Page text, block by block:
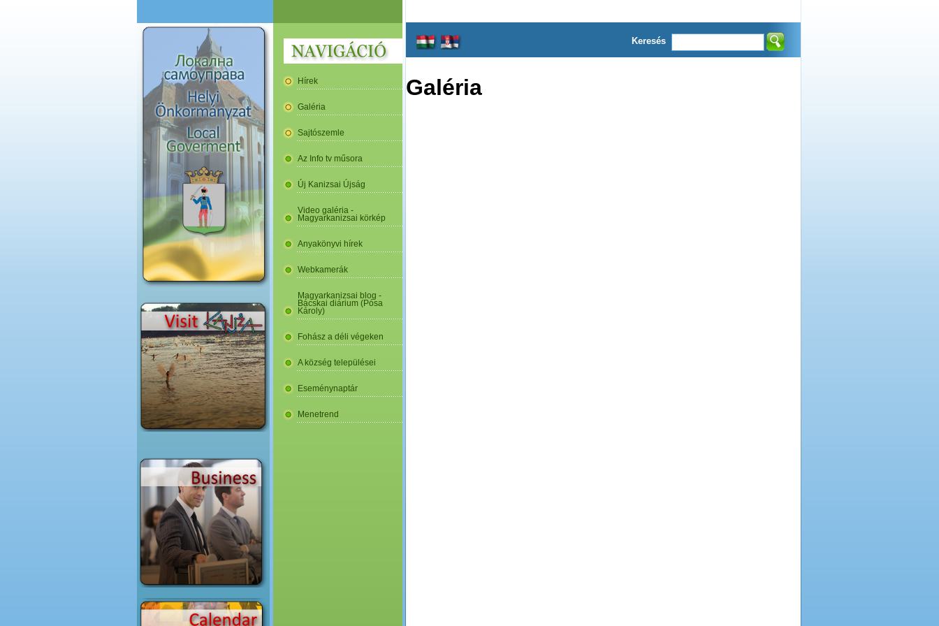
Hírek
Galéria
Sajtószemle
Az Info tv műsora
Új Kanizsai Újság
Video galéria -
Magyarkanizsai körkép
Anyakönyvi hírek
Webkamerák
Magyarkanizsai blog -
Bácskai diárium (Pósa
Károly)
Fohász a déli végeken
A község települései
Eseménynaptár
Menetrend
Keresés
Galéria